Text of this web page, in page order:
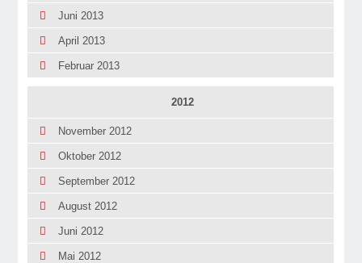
Juni 2013
April 2013
Februar 2013
2012
November 2012
Oktober 2012
September 2012
August 2012
Juni 2012
Mai 2012